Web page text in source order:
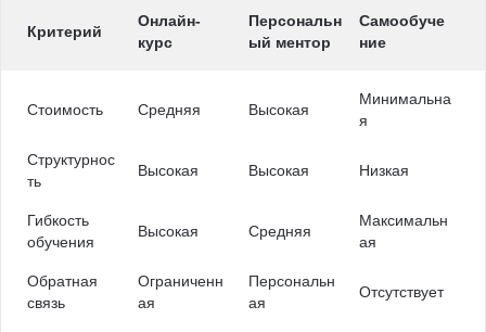
Критерий
Онлайн-
курс
Персональн
ый ментор
Самообуче
ние
Стоимость Средняя Высокая
Минимальна
я
Структурнос
ть
Высокая Высокая Низкая
Гибкость
обучения
Высокая Средняя
Максимальн
ая
Обратная
связь
Ограниченн
ая
Персональн
ая
Отсутствует